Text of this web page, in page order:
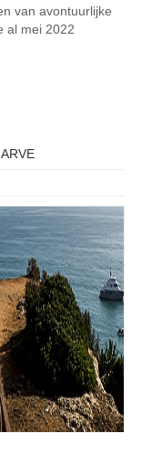
van avontuurlijke
al mei 2022